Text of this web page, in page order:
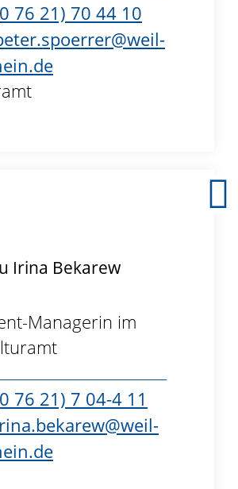
76 21) 70 44 10
Irina Bekarew
Managerin im
76 21) 7 04-4 11